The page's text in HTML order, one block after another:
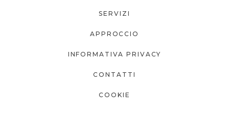
SERVIZI
APPROCCIO
INFORMATIVA PRIVACY
CONTATTI
COOKIE